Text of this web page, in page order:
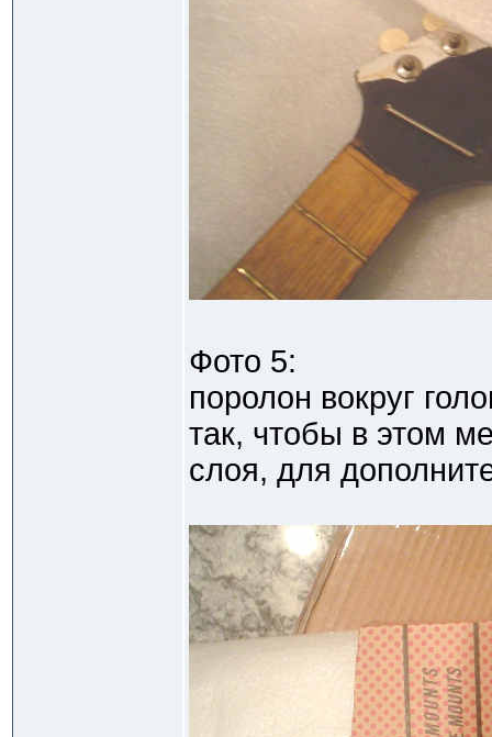
Фото 5:
поролон вокруг
так, чтобы в этом
слоя, для